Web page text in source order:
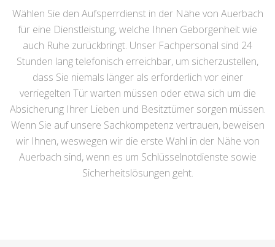
Wählen Sie den Aufsperrdienst in der Nähe von Auerbach
für eine Dienstleistung, welche Ihnen Geborgenheit wie
auch Ruhe zurückbringt. Unser Fachpersonal sind 24
Stunden lang telefonisch erreichbar, um sicherzustellen,
dass Sie niemals länger als erforderlich vor einer
verriegelten Tür warten müssen oder etwa sich um die
Absicherung Ihrer Lieben und Besitztümer sorgen müssen.
Wenn Sie auf unsere Sachkompetenz vertrauen, beweisen
wir Ihnen, weswegen wir die erste Wahl in der Nähe von
Auerbach sind, wenn es um Schlüsselnotdienste sowie
Sicherheitslösungen geht.